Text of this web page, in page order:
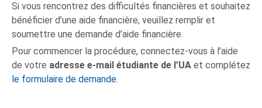
Si vous rencontrez des difficultés financières et souhaitez
bénéficier d’une aide financière, veuillez remplir et
soumettre une demande d’aide financière.
Pour commencer la procédure, connectez-vous à l’aide
de votre adresse e-mail étudiante de l’UA et complétez
le formulaire de demande.